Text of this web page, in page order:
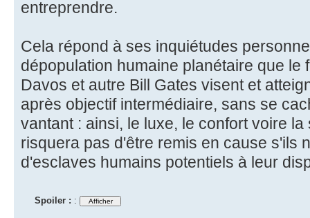
entreprendre.
Cela répond à ses inquiétudes
dépopulation humaine planétaire que le
Davos et autre Bill Gates visent et
après objectif intermédiaire, sans se
vantant : ainsi, le luxe, le confort voire
risquera pas d'être remis en cause s'ils
d'esclaves humains potentiels à leur
Spoiler : :